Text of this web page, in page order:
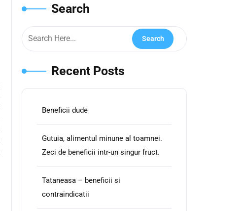
Search
Recent Posts
Beneficii dude
Gutuia, alimentul minune al toamnei.
Zeci de beneficii intr-un singur fruct.
Tataneasa – beneficii si
contraindicatii